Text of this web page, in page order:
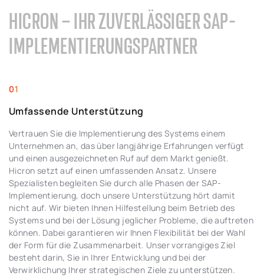
HICRON – IHR ZUVERLÄSSIGER SAP-
IMPLEMENTIERUNGSPARTNER
Umfassende Unterstützung
Vertrauen Sie die Implementierung des Systems einem
Unternehmen an, das über langjährige Erfahrungen verfügt
und einen ausgezeichneten Ruf auf dem Markt genießt.
Hicron setzt auf einen umfassenden Ansatz. Unsere
Spezialisten begleiten Sie durch alle Phasen der SAP-
Implementierung, doch unsere Unterstützung hört damit
nicht auf. Wir bieten Ihnen Hilfestellung beim Betrieb des
Systems und bei der Lösung jeglicher Probleme, die auftreten
können. Dabei garantieren wir Ihnen Flexibilität bei der Wahl
der Form für die Zusammenarbeit. Unser vorrangiges Ziel
besteht darin, Sie in Ihrer Entwicklung und bei der
Verwirklichung Ihrer strategischen Ziele zu unterstützen.